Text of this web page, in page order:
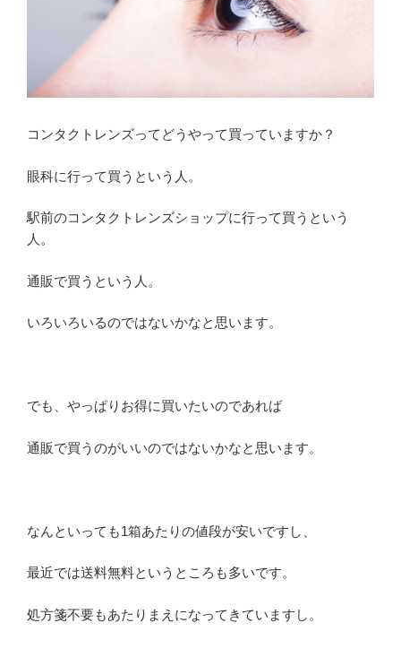
コンタクトレンズってどうやって買っていますか？
眼科に行って買うという人。
駅前のコンタクトレンズショップに行って買うという
人。
通販で買うという人。
いろいろいるのではないかなと思います。
でも、やっぱりお得に買いたいのであれば
通販で買うのがいいのではないかなと思います。
なんといっても1箱あたりの値段が安いですし、
最近では送料無料というところも多いです。
処方箋不要もあたりまえになってきていますし。